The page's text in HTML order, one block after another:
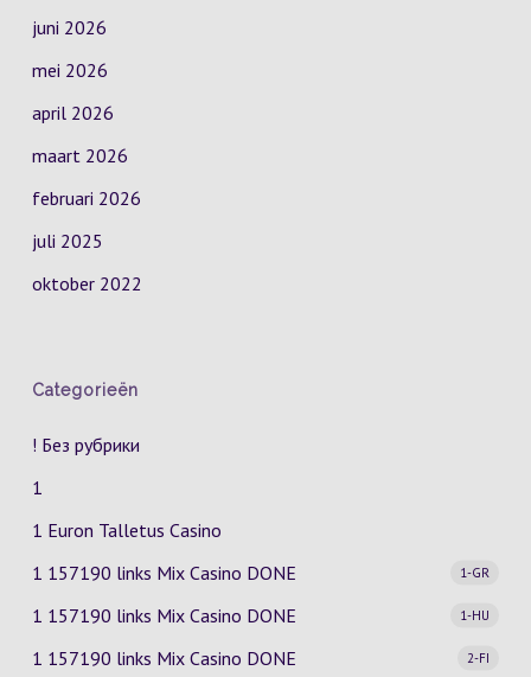
juni 2026
mei 2026
april 2026
maart 2026
februari 2026
juli 2025
oktober 2022
Categorieën
! Без рубрики
1
1 Euron Talletus Casino
1 157190 links Mix Casino
1-GR
DONE
1 157190 links Mix Casino
1-HU
DONE
1 157190 links Mix Casino
2-FI
DONE